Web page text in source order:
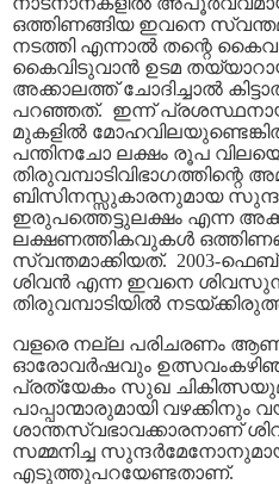
ഒത്തിണങ്ങിയ ഇവനെ
നടത്തി എന്നാല്‍ തന്റെ
കൈവിടുവാന്‍ ഉടമ
അക്കാലത്ത്‌ ചോദിച്ചാല്‍
പറഞ്ഞത്‌. ഇന്ന് പ്രശസ്ഥനായ
മുകളില്‍‍
പന്തിനചോ ലക്ഷം രൂപ
തിരുവമ്പാടിവിഭാഗത്തിന്റെ
ബിസിനസ്സുകാരനുമായ
ഇരുപത്തെട്ടുലക്ഷം എന്ന
ലക്ഷണത്തികവുകള്‍
സ്വന്തമാക്കിയത്‌. 2003-
ശിവന്‍ എന്ന ഇവനെ
തിരുവമ്പാടിയില്‍
വളരെ നല്ല പരിചരണം
ഓരോവര്‍ഷവും
പ്രത്യേകം സുഖ
പാപ്പാന്മാരുമായി
ശാന്തസ്വഭാവക്കാരനാണ്‌
സമ്മനിച്ച
എടുത്തുപറയേണ്ടതാണ്‌.